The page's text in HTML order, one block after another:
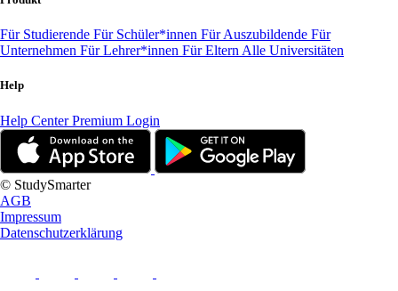
Für Studierende Für Schüler*innen Für Auszubildende Für
Unternehmen Für Lehrer*innen Für Eltern Alle Universitäten
Help
Help CenterPremium Login
© StudySmarter
AGB
Impressum
Datenschutzerklärung